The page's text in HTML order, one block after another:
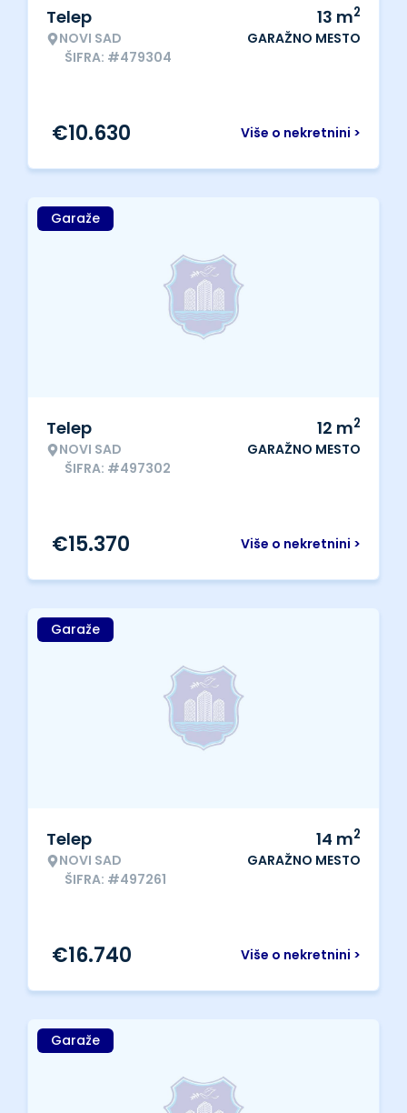
Telep
NOVI SAD
ŠIFRA: #479304
13 m2
GARAŽNO MESTO
Više o nekretnini >
€10.630
Garaže
Telep
NOVI SAD
ŠIFRA: #497302
12 m2
GARAŽNO MESTO
Više o nekretnini >
€15.370
Garaže
Telep
NOVI SAD
ŠIFRA: #497261
14 m2
GARAŽNO MESTO
Više o nekretnini >
€16.740
Garaže